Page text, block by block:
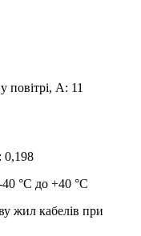
повітрі, А: 11
0,198
40 °С до +40 °С
жил кабелів при